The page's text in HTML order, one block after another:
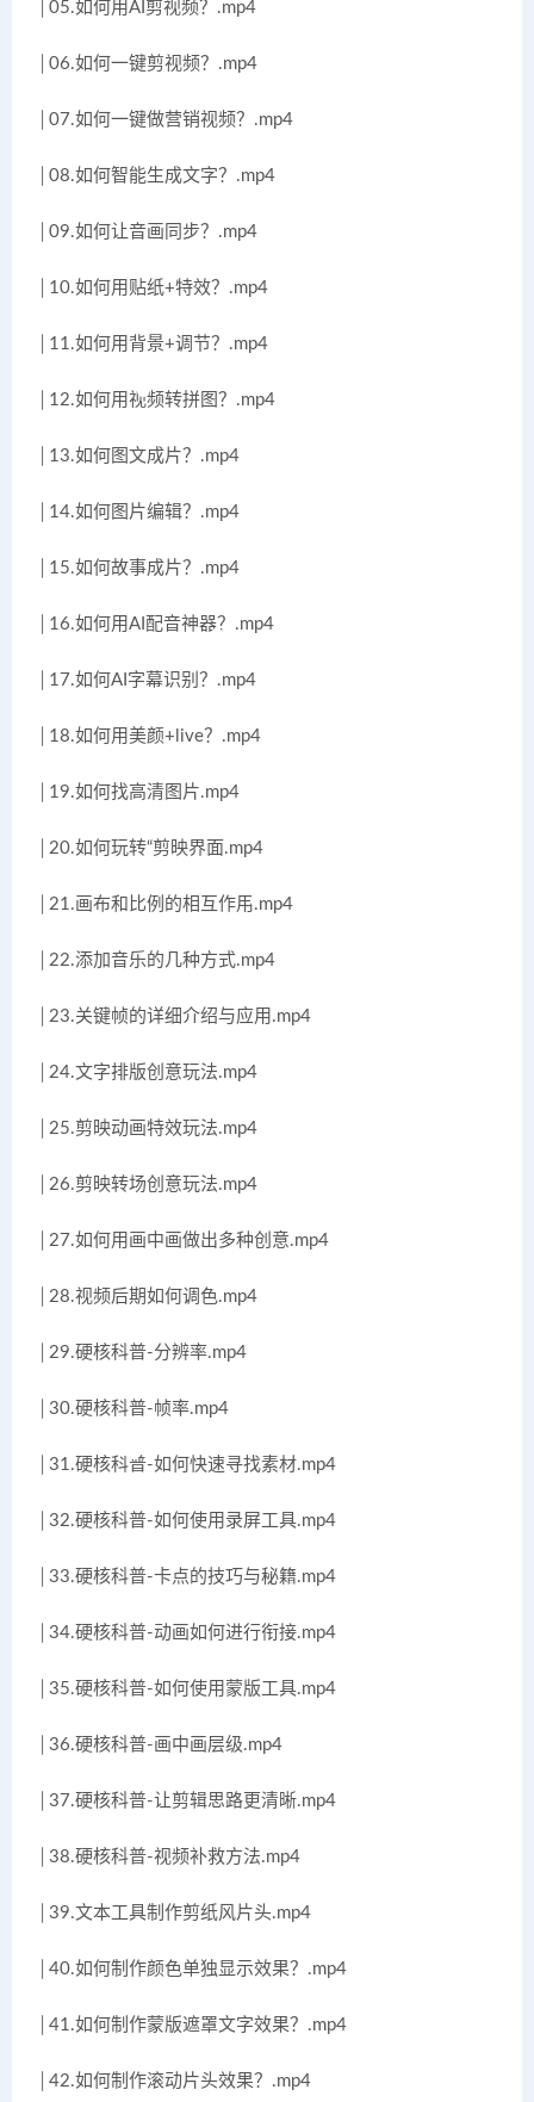
│05.如何用AI剪视频？.mp4
│06.如何一键剪视频？.mp4
│07.如何一键做营销视频？.mp4
│08.如何智能生成文字？.mp4
│09.如何让音画同步？.mp4
│10.如何用贴纸+特效？.mp4
│11.如何用背景+调节？.mp4
│12.如何用视频转拼图？.mp4
│13.如何图文成片？.mp4
│14.如何图片编辑？.mp4
│15.如何故事成片？.mp4
│16.如何用AI配音神器？.mp4
│17.如何AI字幕识别？.mp4
│18.如何用美颜+live？.mp4
│19.如何找高清图片.mp4
│20.如何玩转“剪映界面.mp4
│21.画布和比例的相互作用.mp4
│22.添加音乐的几种方式.mp4
│23.关键帧的详细介绍与应用.mp4
│24.文字排版创意玩法.mp4
│25.剪映动画特效玩法.mp4
│26.剪映转场创意玩法.mp4
│27.如何用画中画做出多种创意.mp4
│28.视频后期如何调色.mp4
│29.硬核科普-分辨率.mp4
│30.硬核科普-帧率.mp4
│31.硬核科普-如何快速寻找素材.mp4
│32.硬核科普-如何使用录屏工具.mp4
│33.硬核科普-卡点的技巧与秘籍.mp4
│34.硬核科普-动画如何进行衔接.mp4
│35.硬核科普-如何使用蒙版工具.mp4
│36.硬核科普-画中画层级.mp4
│37.硬核科普-让剪辑思路更清晰.mp4
│38.硬核科普-视频补救方法.mp4
│39.文本工具制作剪纸风片头.mp4
│40.如何制作颜色单独显示效果？.mp4
│41.如何制作蒙版遮罩文字效果？.mp4
│42.如何制作滚动片头效果？.mp4